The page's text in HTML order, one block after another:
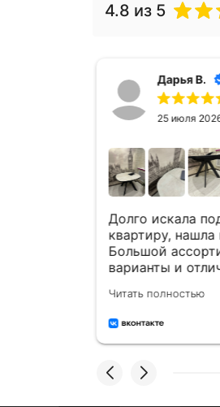
4.8 из 5
Дарья В.
25 июля
Долго искала
квартиру,
Большой
варианты и
каждый раз все
рассказывали и
принуждения и
тупые вопросы
и подсказали. Профессионалы своего
дела✅💪🏻
Читать полностью